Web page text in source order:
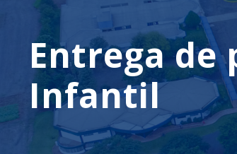
Entrega de
Infantil